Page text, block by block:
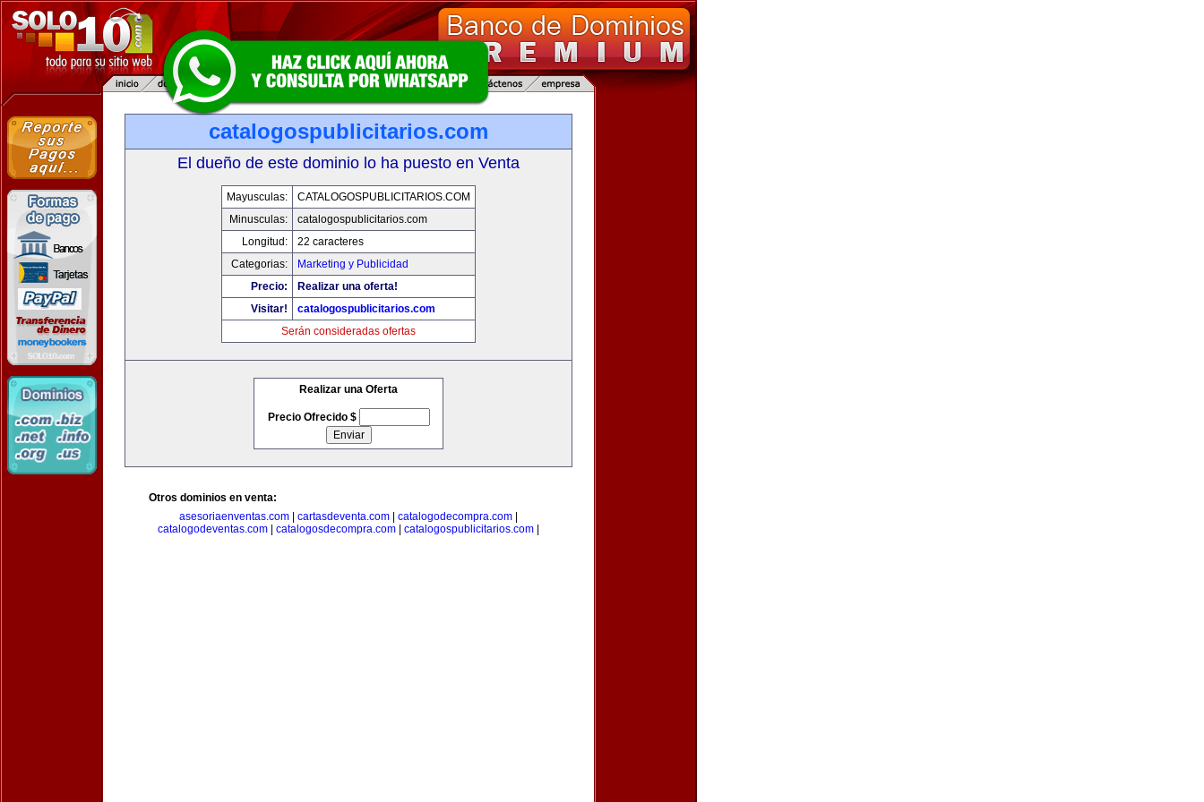
catalogospublicitarios.com
El dueño de este dominio lo ha puesto en Venta
Mayusculas:
CATALOGOSPUBLICITARIOS.COM
Minusculas:
catalogospublicitarios.com
Longitud:
22 caracteres
Categorias:
Marketing y Publicidad
Precio:
Realizar una oferta!
Visitar!
catalogospublicitarios.com
Serán consideradas ofertas
Realizar una Oferta
Precio Ofrecido $
Otros dominios en venta:
asesoriaenventas.com
cartasdeventa.com catalogodecompra.com
catalogodeventas.com
catalogosdecompra.com catalogospublicitarios.com